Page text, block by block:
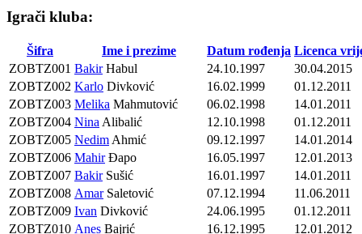
Igrači kluba:
Šifra Ime i prezime Datum rođenja Licenca
ZOBTZ001 BakirHabul 24.10.1997
30.04.2015
ZOBTZ002 Karlo Divković 16.02.1999
01.12.2011
ZOBTZ003 Melika Mahmutović 06.02.1998
14.01.2011
ZOBTZ004 Nina Alibalić 12.10.1998
01.12.2011
ZOBTZ005 Nedim Ahmić 09.12.1997
14.01.2014
ZOBTZ006 MahirĐapo 16.05.1997
12.01.2013
ZOBTZ007 BakirSušić 16.01.1997
14.01.2011
ZOBTZ008 AmarSaletović 07.12.1994
11.06.2011
ZOBTZ009 Ivan Divković 24.06.1995
01.12.2011
ZOBTZ010 Anes Bajrić 16.12.1995
12.01.2012